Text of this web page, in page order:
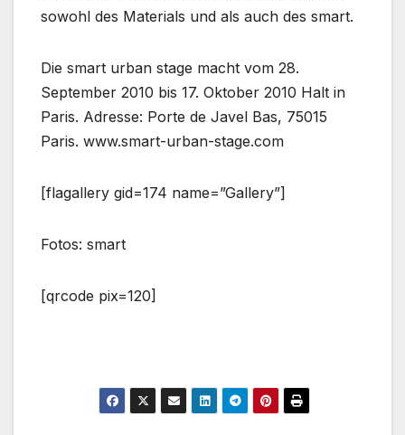
sowohl des Materials und als auch des smart.
Die smart urban stage macht vom 28.
September 2010 bis 17. Oktober 2010 Halt in
Paris. Adresse: Porte de Javel Bas, 75015
Paris. www.smart-urban-stage.com
[flagallery gid=174 name=”Gallery”]
Fotos: smart
[qrcode pix=120]